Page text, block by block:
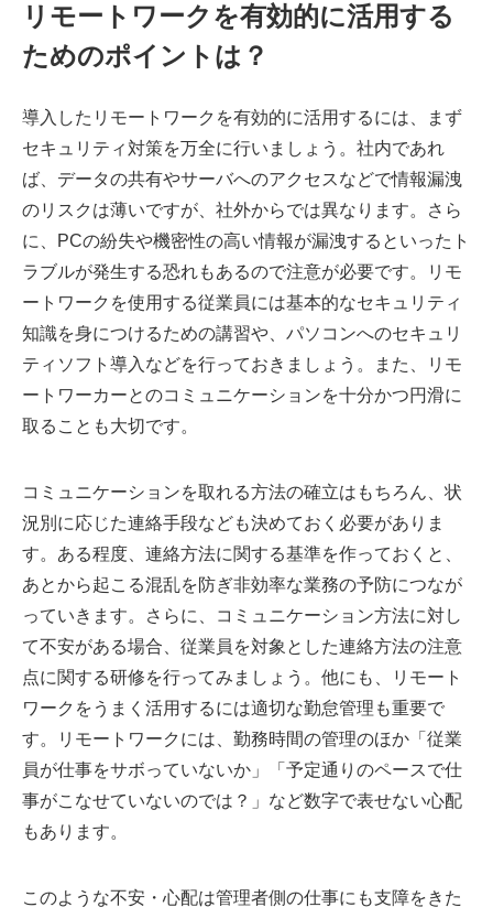
リモートワークを有効的に活用する
ためのポイントは？
導入したリモートワークを有効的に活用するには、まず
セキュリティ対策を万全に行いましょう。社内であれ
ば、データの共有やサーバへのアクセスなどで情報漏洩
のリスクは薄いですが、社外からでは異なります。さら
に、PCの紛失や機密性の高い情報が漏洩するといったト
ラブルが発生する恐れもあるので注意が必要です。リモ
ートワークを使用する従業員には基本的なセキュリティ
知識を身につけるための講習や、パソコンへのセキュリ
ティソフト導入などを行っておきましょう。また、リモ
ートワーカーとのコミュニケーションを十分かつ円滑に
取ることも大切です。
コミュニケーションを取れる方法の確立はもちろん、状
況別に応じた連絡手段なども決めておく必要がありま
す。ある程度、連絡方法に関する基準を作っておくと、
あとから起こる混乱を防ぎ非効率な業務の予防につなが
っていきます。さらに、コミュニケーション方法に対し
て不安がある場合、従業員を対象とした連絡方法の注意
点に関する研修を行ってみましょう。他にも、リモート
ワークをうまく活用するには適切な勤怠管理も重要で
す。リモートワークには、勤務時間の管理のほか「従業
員が仕事をサボっていないか」「予定通りのペースで仕
事がこなせていないのでは？」など数字で表せない心配
もあります。
このような不安・心配は管理者側の仕事にも支障をきた